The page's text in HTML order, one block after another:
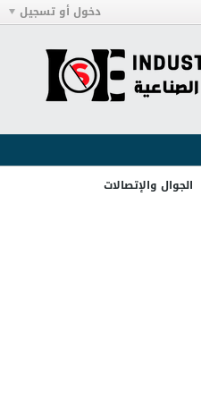
دخول أو تسجيل
الجوال والإتصالات